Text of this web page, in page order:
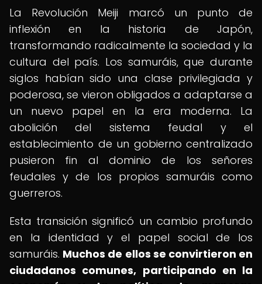
La Revolución Meiji marcó un punto de
inflexión en la historia de Japón,
transformando radicalmente la sociedad y la
cultura del país. Los samuráis, que durante
siglos habían sido una clase privilegiada y
poderosa, se vieron obligados a adaptarse a
un nuevo papel en la era moderna. La
abolición del sistema feudal y el
establecimiento de un gobierno centralizado
pusieron fin al dominio de los señores
feudales y de los propios samuráis como
guerreros.
Esta transición significó un cambio profundo
en la identidad y el papel social de los
samuráis. Muchos de ellos se convirtieron en
ciudadanos comunes, participando en la